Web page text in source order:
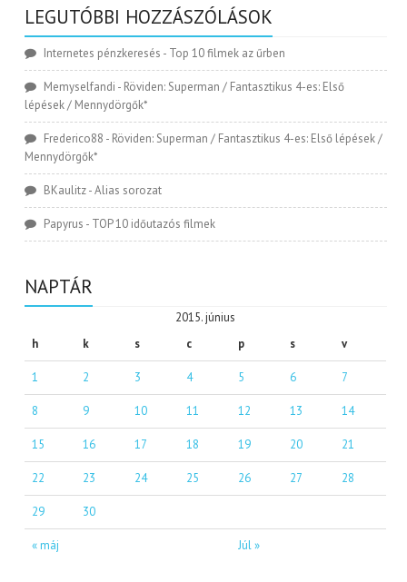
LEGUTÓBBI HOZZÁSZÓLÁSOK
Internetes pénzkeresés - Top 10 filmek az űrben
Memyselfandi - Röviden: Superman / Fantasztikus 4-es: Első
lépések / Mennydörgők*
Frederico88 - Röviden: Superman / Fantasztikus 4-es: Első lépések /
Mennydörgők*
BKaulitz-Alias sorozat
Papyrus - TOP 10 időutazós filmek
NAPTÁR
2015. június
h
k s c p s v
« máj Júl »
1 2 3 4 5 6 7
8 9 10 11 12 13 14
15 16 17 18 19 20 21
22 23 24 25 26 27 28
29 30